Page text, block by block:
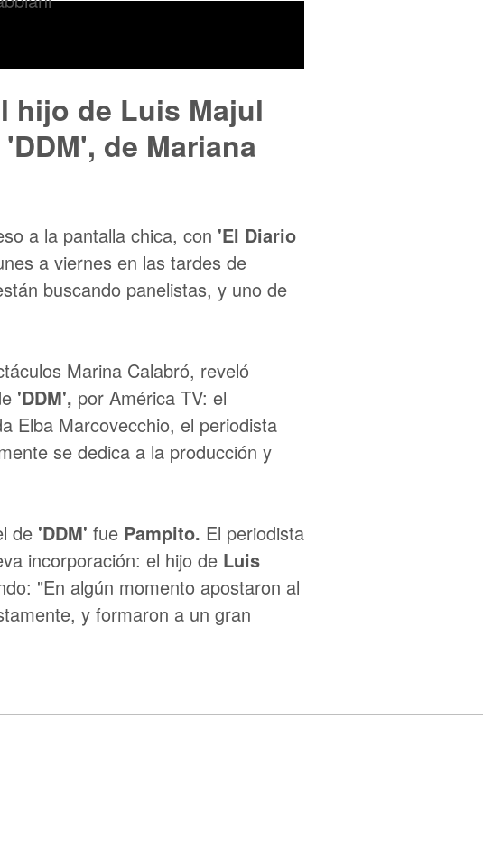
hijo de Luis Majul
de Mariana
a la pantalla chica, con 'El Diario
a viernes en las tardes de
buscando panelistas, y uno de
Marina Calabró, reveló
'DDM', por América TV: el
Elba Marcovecchio, el periodista
se dedica a la producción y
de 'DDM' fue Pampito. El periodista
incorporación: el hijo de Luis
"En algún momento apostaron al
y formaron a un gran